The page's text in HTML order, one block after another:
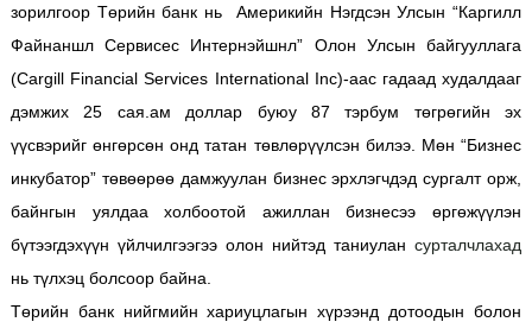
зорилгоор Төрийн банк нь Америкийн Нэгдсэн Улсын “Каргилл
Файнаншл Сервисес Интернэйшнл” Олон Улсын байгууллага
(Cargill Financial Services International Inc)-аас гадаад худалдааг
дэмжих 25 сая.ам доллар буюу 87 тэрбум төгрөгийн эх
үүсвэрийг өнгөрсөн онд татан төвлөрүүлсэн билээ. Мөн “Бизнес
инкубатор” төвөөрөө дамжуулан бизнес эрхлэгчдэд сургалт орж,
байнгын уялдаа холбоотой ажиллан бизнесээ өргөжүүлэн
бүтээгдэхүүн үйлчилгээгээ олон нийтэд таниулансурталчлахад
нь түлхэц болсоор байна.
Төрийн банк нийгмийн хариуцлагын хүрээнд дотоодын болон